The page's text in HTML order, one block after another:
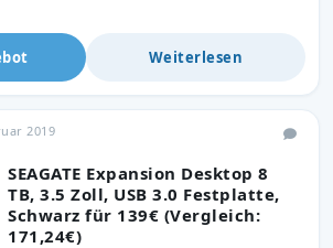
Weiterlesen
SEAGATE Expansion Desktop 8
TB, 3.5 Zoll, USB 3.0 Festplatte,
Schwarz für 139€ (Vergleich:
171,24€)
2019